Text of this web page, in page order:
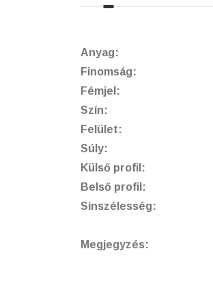
Anyag:
Finomság:
Fémjel:
Szín:
Felület:
Súly:
Külső profil:
Belső profil:
Sínszélesség:
Megjegyzés: